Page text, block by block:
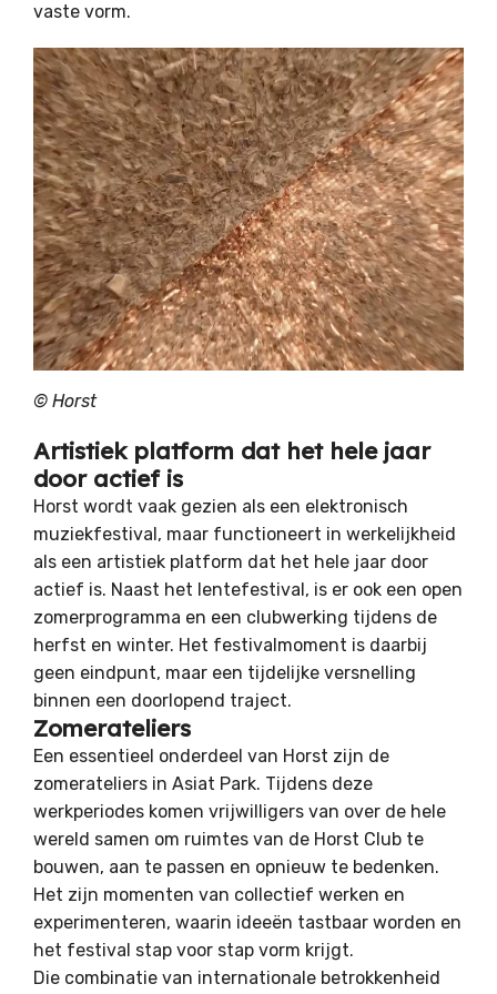
vaste vorm.
© Horst
Artistiek platform dat het hele jaar
door actief is
Horst wordt vaak gezien als een elektronisch
muziekfestival, maar functioneert in werkelijkheid
als een artistiek platform dat het hele jaar door
actief is. Naast het lentefestival, is er ook een open
zomerprogramma en een clubwerking tijdens de
herfst en winter. Het festivalmoment is daarbij
geen eindpunt, maar een tijdelijke versnelling
binnen een doorlopend traject.
Zomerateliers
Een essentieel onderdeel van Horst zijn de
zomerateliers in Asiat Park. Tijdens deze
werkperiodes komen vrijwilligers van over de hele
wereld samen om ruimtes van de Horst Club te
bouwen, aan te passen en opnieuw te bedenken.
Het zijn momenten van collectief werken en
experimenteren, waarin ideeën tastbaar worden en
het festival stap voor stap vorm krijgt.
Die combinatie van internationale betrokkenheid